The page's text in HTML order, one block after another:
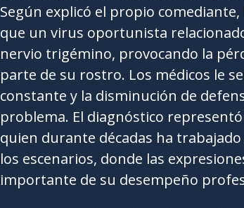
Según explicó el propio
que un virus oportunista
nervio trigémino, provocando la
parte de su rostro. Los médicos le
constante y la disminución de
problema. El diagnóstico
quien durante décadas ha
los escenarios, donde las
importante de su desempeño